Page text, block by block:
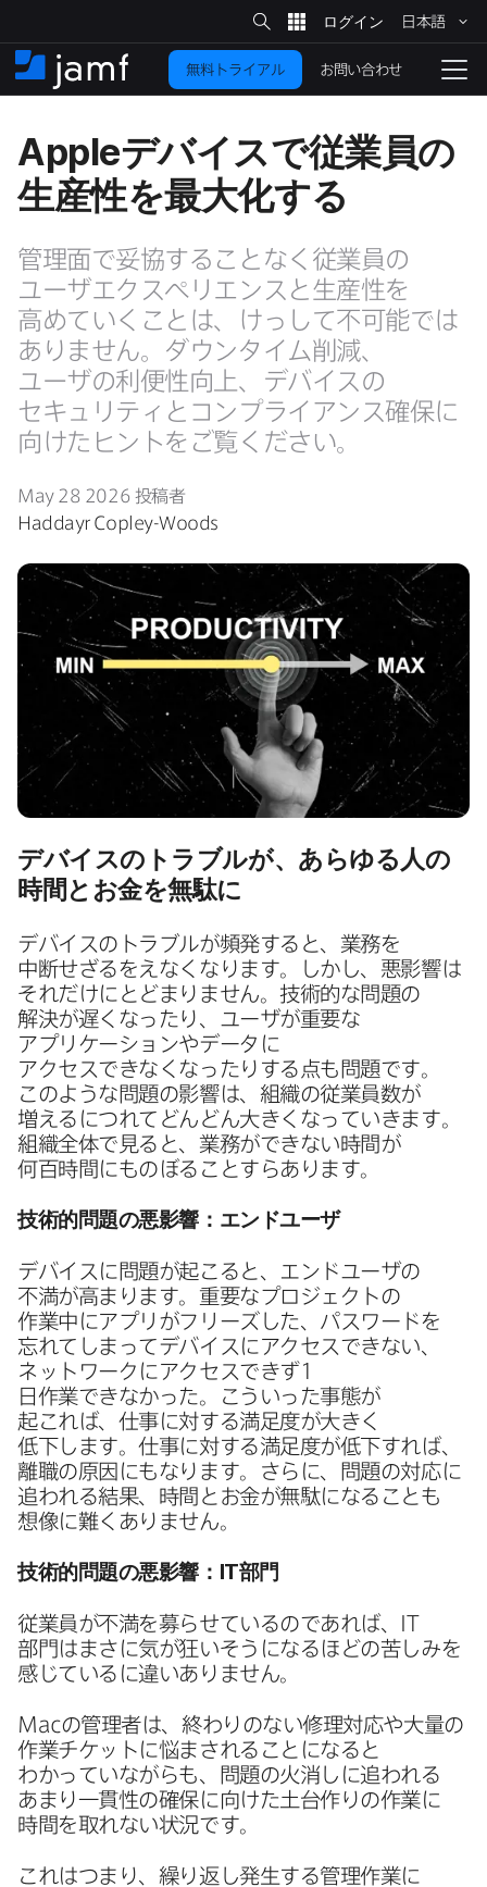
イ
ン
コ
テ
ン
ツ
に
移
動
サ
イ
ト
検
索
日本語
ホ
ー
ナ
ー
​
無料トライアル お問い合わせ
Appleデバイスで​従業員の​
生産性を​最大化する
管理面で​妥協する​ことなく​従業員の​
ユーザエクスペリエンスと​生産性を​
高めていく​ことは、​けっして​不可能では​
ありません。​ダウンタイム削減、​
ユーザの​利便性向上、​デバイスの​
セキュリティと​コンプライアンス確保に​
向けた​ヒントを​ご覧ください。
May 28 2026 投稿者
Haddayr Copley-Woods
デバイスの​トラブルが、​あらゆる​人の​
時間とお金を​無駄に
デバイスの​トラブルが​頻発すると、​業務を​
中断せざるを​えなくなります。​しかし、​悪影響は​
それだけにとどまりません。​技術的な​問題の​
解決が​遅くなったり、​ユーザが​重要な​
アプリケーションや​データに​
アクセスできなくなったりする​点も​問題です。​
このような​問題の​影響は、​組織の​従業員数が​
増えるに​つれて​どんどん​大きくなっていきます。​
組織全体で​見ると、​業務が​できない​時間が​
何百時間に​ものぼる​ことすら​あります。
技術的問題の​悪影響：エンドユーザ
デバイスに​問題が​起こると、​エンドユーザの​
不満が​高まります。​重要な​プロジェクトの​
作業中に​アプリが​フリーズした、​パスワードを​
忘れてしまって​デバイスに​アクセスできない、​
ネットワークに​アクセスできず1
日作業できなかった。​こういった​事態が​
起これば、​仕事に​対する​満足度が​大きく​
低下します。​仕事に​対する​満足度が​低下すれば、​
離職の​原因にもなります。​さらに、​問題の​対応に​
追われる​結果、​時間とお金が​無駄に​なることも​
想像に​難く​ありません。
技術的問題の​悪影響： IT部門
従業員が​不満を​募らせているのであれば、
IT
部門は​まさに​気が​狂いそうになる​ほどの​苦しみを​
感じているに​違い​ありません。
Macの​管理者は、​終わりの​ない​修理対応や​大量の​
作業チケットに​悩まされる​ことに​なると​
わかっていながらも、​問題の​火消しに​追われる​
あまり​一貫性の​確保に​向けた​土台作りの​作業に​
時間を​取れない​状況です。
これは​つまり、​繰り返し発生する​管理作業に​